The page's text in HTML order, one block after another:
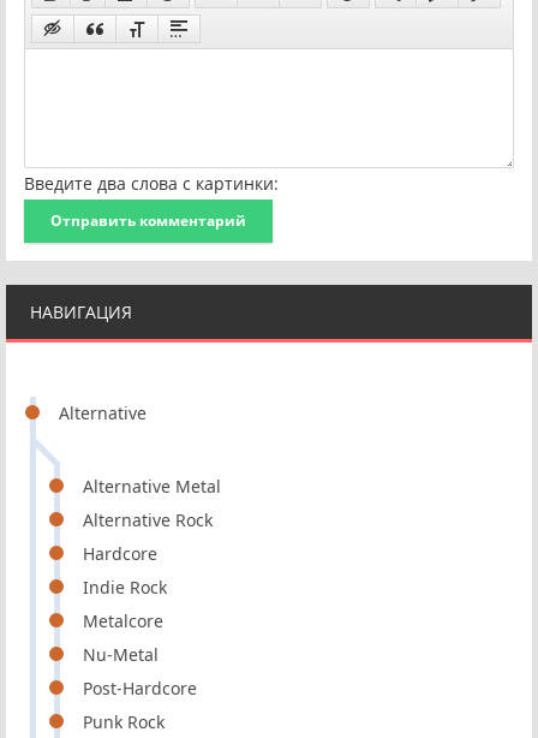
НАВИГАЦИЯ
Alternative
Alternative Metal
Alternative Rock
Hardcore
Indie Rock
Metalcore
Nu-Metal
Post-Hardcore
Punk Rock
Введите два слова с картинки:
Отправить комментарий